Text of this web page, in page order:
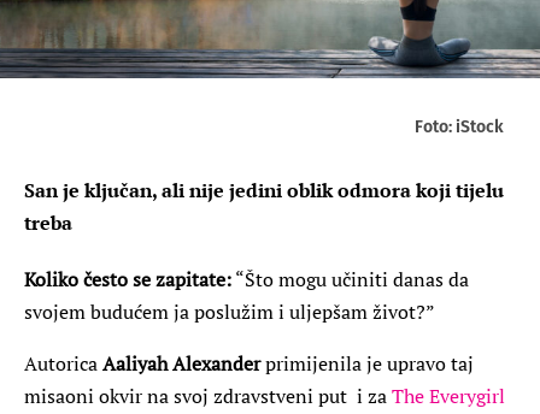
Foto: iStock
San je ključan, ali nije jedini oblik odmora koji tijelu
treba
Koliko često se zapitate:“Što mogu učiniti danas da
svojem budućem ja poslužim i uljepšam život?”
AutoricaAaliyah Alexanderprimijenila je upravo taj
misaoni okvir na svoj zdravstveni put i zaThe Everygirl